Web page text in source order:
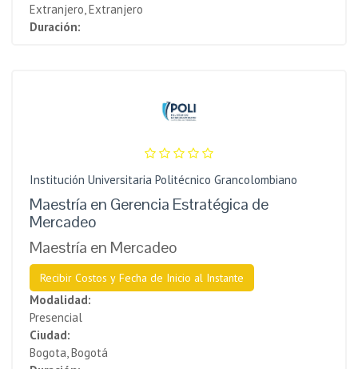
Extranjero, Extranjero
Duración:
Institución Universitaria Politécnico Grancolombiano
Maestría en Gerencia Estratégica de
Mercadeo
Maestría en Mercadeo
Recibir Costos y Fecha de Inicio al Instante
Modalidad:
Presencial
Ciudad:
Bogota, Bogotá